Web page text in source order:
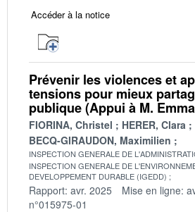
Accéder à la notice
Prévenir les violences et
tensions pour mieux
publique (Appui à M.
FIORINA, Christel
HERER, Clara
BECQ-GIRAUDON, Maximilien
INSPECTION GENERALE DE
INSPECTION GENERALE DE
DEVELOPPEMENT DURABLE (IGEDD)
Rapport: avr. 2025 Mise en ligne:
n°015975-01